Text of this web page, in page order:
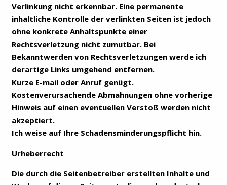
Verlinkung nicht erkennbar. Eine permanente
inhaltliche Kontrolle der verlinkten Seiten ist jedoch
ohne konkrete Anhaltspunkte einer
Rechtsverletzung nicht zumutbar. Bei
Bekanntwerden von Rechtsverletzungen werde ich
derartige Links umgehend entfernen.
Kurze E-mail oder Anruf genügt.
Kostenverursachende Abmahnungen ohne vorherige
Hinweis auf einen eventuellen Verstoß werden nicht
akzeptiert.
Ich weise auf Ihre Schadensminderungspflicht hin.
Urheberrecht
Die durch die Seitenbetreiber erstellten Inhalte und